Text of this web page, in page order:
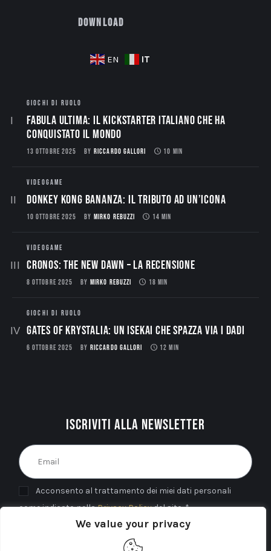
We value your privacy
Download
EN IT
GIOCHI DI RUOLO
Fabula Ultima: il Kickstarter italiano che ha
conquistato il mondo
13 OTTOBRE 2025 BY RICCARDO GALLORI 10 MIN
VIDEOGAME
Donkey Kong Bananza: Il Tributo ad un’Icona
10 OTTOBRE 2025 BY MIRKO REBUZZI 14 MIN
VIDEOGAME
CRONOS: THE NEW DAWN – La Recensione
8 OTTOBRE 2025 BY MIRKO REBUZZI 18 MIN
GIOCHI DI RUOLO
Gates of Krystalia: Un Isekai che spazza via i dadi
6 OTTOBRE 2025 BY RICCARDO GALLORI 12 MIN
Iscriviti alla newsletter
Acconsento al trattamento dei miei dati personali
come indicato nellaPrivacy Policydel sito. *
INVIA